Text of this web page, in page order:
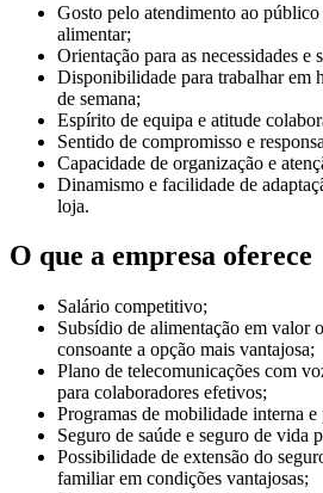
Gosto pelo atendimento ao
alimentar;
Orientação para as necessidades e
Disponibilidade para trabalhar em
de semana;
Espírito de equipa e atitude
Sentido de compromisso e
Capacidade de organização e
Dinamismo e facilidade de
loja.
O que a empresa oferece
Salário competitivo;
Subsídio de alimentação em valor
consoante a opção mais vantajosa;
Plano de telecomunicações com
para colaboradores efetivos;
Programas de mobilidade interna
Seguro de saúde e seguro de vida
Possibilidade de extensão do
familiar em condições vantajosas;